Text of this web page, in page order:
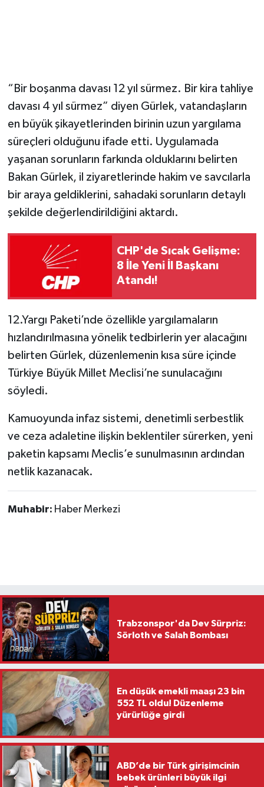
“Bir boşanma davası 12 yıl sürmez. Bir kira tahliye
davası 4 yıl sürmez” diyen Gürlek, vatandaşların
en büyük şikayetlerinden birinin uzun yargılama
süreçleri olduğunu ifade etti. Uygulamada
yaşanan sorunların farkında olduklarını belirten
Bakan Gürlek, il ziyaretlerinde hakim ve savcılarla
bir araya geldiklerini, sahadaki sorunların detaylı
şekilde değerlendirildiğini aktardı.
CHP'de Sıcak Gelişme:
8 İle Yeni İl Başkanı
Atandı!
12.Yargı Paketi’nde özellikle yargılamaların
hızlandırılmasına yönelik tedbirlerin yer alacağını
belirten Gürlek, düzenlemenin kısa süre içinde
Türkiye Büyük Millet Meclisi’ne sunulacağını
söyledi.
Kamuoyunda infaz sistemi, denetimli serbestlik
ve ceza adaletine ilişkin beklentiler sürerken, yeni
paketin kapsamı Meclis’e sunulmasının ardından
netlik kazanacak.
Muhabir: Haber Merkezi
Trabzonspor'da Dev Sürpriz:
Sörloth ve Salah Bombası
En düşük emekli maaşı 23 bin
552 TL oldu! Düzenleme
yürürlüğe girdi
ABD’de bir Türk girişimcinin
bebek ürünleri büyük ilgi